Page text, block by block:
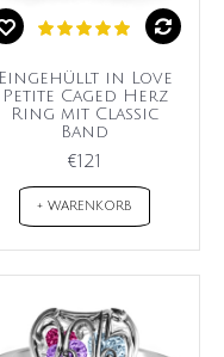
Eingehüllt in Love
Petite Caged Herz
Ring mit Classic
Band
€121
+ WARENKORB